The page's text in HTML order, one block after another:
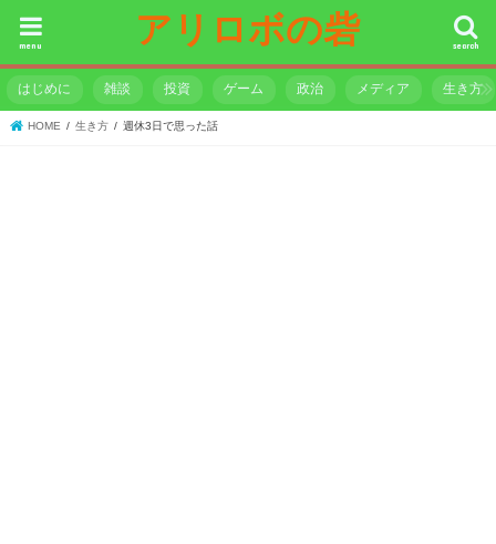
アリロボの砦 search
menu
はじめに 雑談 投資 ゲーム 政治 メディア 生き方
HOME 生き方 週休3日で思った話